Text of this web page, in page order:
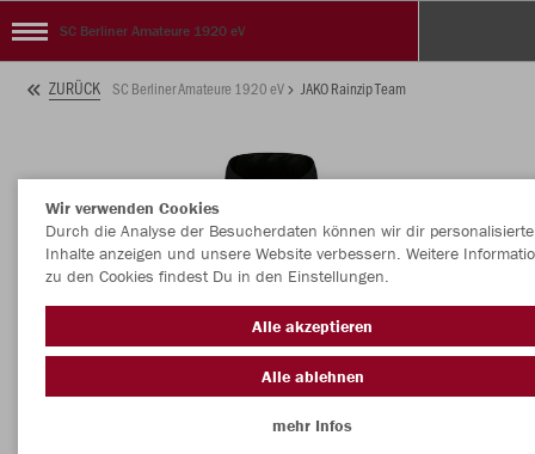
SC Berliner Amateure 1920 eV
ZURÜCK SC Berliner Amateure 1920 eV JAKO Rainzip Team
Wir verwenden Cookies
Durch die Analyse der Besucherdaten können wir dir personalisierte
Inhalte anzeigen und unsere Website verbessern. Weitere
zu den Cookies findest Du in den Einstellungen.
Alle akzeptieren
Alle ablehnen
mehr Infos